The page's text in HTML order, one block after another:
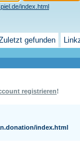
index.html
gefunden
registrieren!
index.html